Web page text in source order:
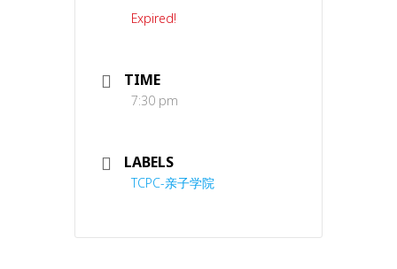
Expired!
TIME
7:30 pm
LABELS
TCPC-亲子学院